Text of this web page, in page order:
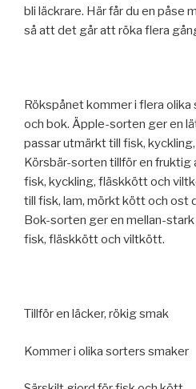
bli läckrare. Här får du en påse
så att det går att röka flera
Rökspånet kommer i flera olika
och bok. Äpple-sorten ger en
passar utmärkt till fisk,
Körsbär-sorten tillför en fruktig
fisk, kyckling, fläskkött och
till fisk, lam, mörkt kött och ost
Bok-sorten ger en mellan-
fisk, fläskkött och viltkött.
Tillför en läcker, rökig smak
Kommer i olika sorters smaker